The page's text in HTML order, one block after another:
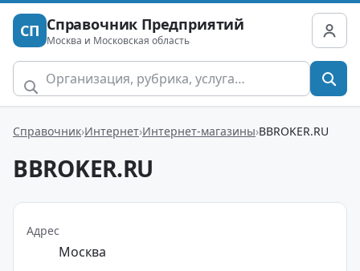
СП Справочник Предприятий
Москва и Московская область
Справочник Интернет Интернет-магазины BBROKER.RU
BBROKER.RU
Адрес
Москва